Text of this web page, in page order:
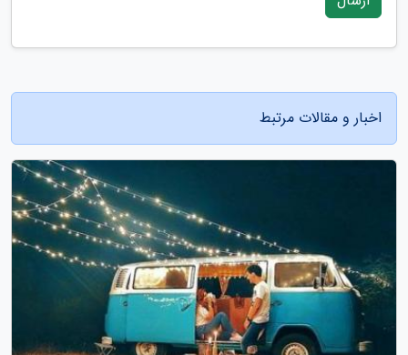
اخبار و مقالات مرتبط